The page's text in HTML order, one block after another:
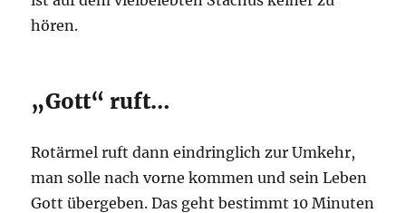
hören.
„Gott“ ruft…
Rotärmel ruft dann eindringlich zur Umkehr,
man solle nach vorne kommen und sein Leben
Gott übergeben. Das geht bestimmt 10 Minuten